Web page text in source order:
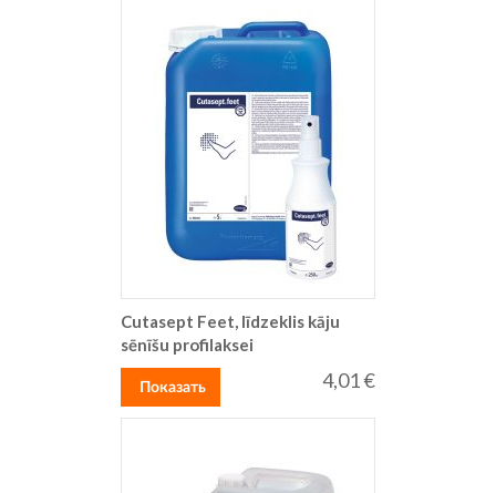
Cutasept Feet, līdzeklis kāju
sēnīšu profilaksei
4,01 €
Показать